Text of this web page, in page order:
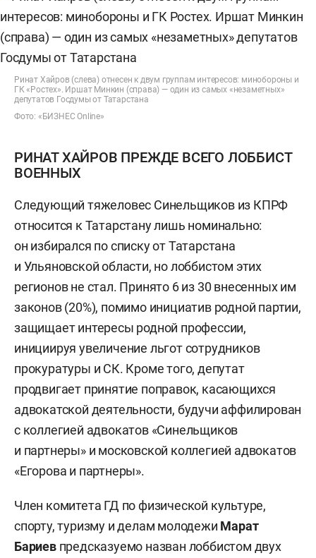
Ринат Хайров (слева) отнесен к двум группам интересов: минобороны и
ГК «Ростех». Иршат Минкин (справа) — один из самых «незаметных»
депутатов Госдумы от Татарстана
Фото: «БИЗНЕС Online»
РИНАТ ХАЙРОВ ПРЕЖДЕ ВСЕГО ЛОББИСТ
ВОЕННЫХ
Следующий тяжеловес Синельщиков из КПРФ
относится к Татарстану лишь номинально:
он избирался по списку от Татарстана
и Ульяновской области, но лоббистом этих
регионов не стал. Принято 6 из 30 внесенных им
законов (20%), помимо инициатив родной партии,
защищает интересы родной профессии,
инициируя увеличение льгот сотрудников
прокуратуры и СК. Кроме того, депутат
продвигает принятие поправок, касающихся
адвокатской деятельности, будучи аффилирован
с коллегией адвокатов «Синельщиков
и партнеры» и московской коллегией адвокатов
«Егорова и партнеры».
Член комитета ГД по физической культуре,
спорту, туризму и делам молодежи Марат
Бариевпредсказуемо назван лоббистом двух